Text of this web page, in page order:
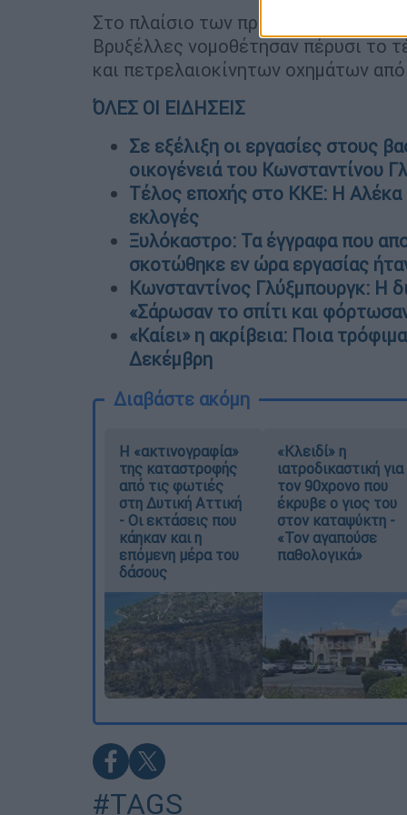
Στο πλαίσιο των προσπαθειών τους
Βρυξέλλες νομοθέτησαν πέρυσι το
και πετρελαιοκίνητων οχημάτων
ΌΛΕΣ ΟΙ ΕΙΔΗΣΕΙΣ
Σε εξέλιξη οι εργασίες στους
οικογένειά του Κωνσταντίνου
Τέλος εποχής στο ΚΚΕ: Η Αλέκα
εκλογές
Ξυλόκαστρο: Τα έγγραφα που
σκοτώθηκε εν ώρα εργασίας
Κωνσταντίνος Γλύξμπουργκ: Η
«Σάρωσαν το σπίτι και
«Καίει» η ακρίβεια: Ποια
Δεκέμβρη
Διαβάστε ακόμη
Η «ακτινογραφία»
της καταστροφής
από τις φωτιές
στη Δυτική Αττική
- Οι εκτάσεις που
κάηκαν και η
επόμενη μέρα του
δάσους
«Κλειδί» η
ιατροδικαστική για
τον 90χρονο που
έκρυβε ο γιος του
στον καταψύκτη -
«Τον αγαπούσε
παθολογικά»
#TAGS